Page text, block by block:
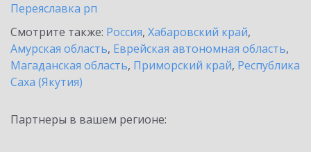
Переяславка рп
Смотрите также: Россия, Хабаровский край,
Амурская область, Еврейская автономная область,
Магаданская область, Приморский край, Республика
Саха (Якутия)
Партнеры в вашем регионе: